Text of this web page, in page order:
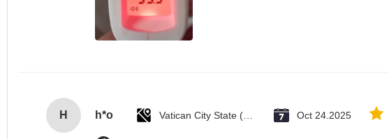
H h*o Vatican City State (Holy See) Oct 24.2025